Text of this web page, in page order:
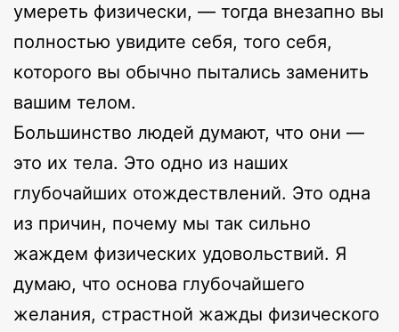
умереть физически, — тогда внезапно вы
полностью увидите себя, того себя,
которого вы обычно пытались заменить
вашим телом.
Большинство людей думают, что они —
это их тела. Это одно из наших
глубочайших отождествлений. Это одна
из причин, почему мы так сильно
жаждем физических удовольствий. Я
думаю, что основа глубочайшего
желания, страстной жажды физического